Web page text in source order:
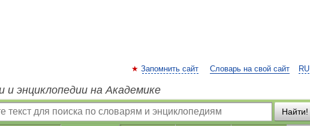
RU
Запомнить сайт Словарь на свой сайт
и энциклопедии на Академике
Найти!